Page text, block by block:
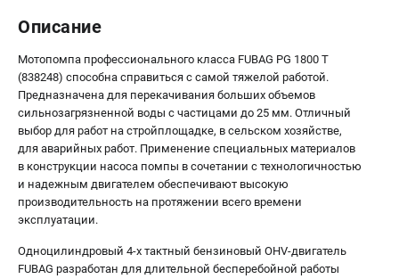
Описание
Мотопомпа профессионального класса FUBAG PG 1800 T
(838248) способна справиться с самой тяжелой работой.
Предназначена для перекачивания больших объемов
сильнозагрязненной воды с частицами до 25 мм. Отличный
выбор для работ на стройплощадке, в сельском хозяйстве,
для аварийных работ. Применение специальных материалов
в конструкции насоса помпы в сочетании с технологичностью
и надежным двигателем обеспечивают высокую
производительность на протяжении всего времени
эксплуатации.
Одноцилиндровый 4-х тактный бензиновый OHV-двигатель
FUBAG разработан для длительной бесперебойной работы